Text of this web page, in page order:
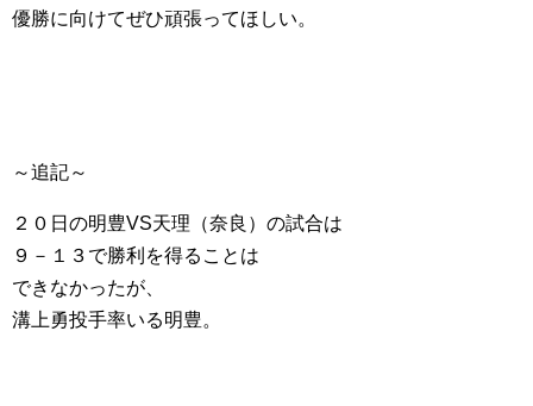
優勝に向けてぜひ頑張ってほしい。
～追記～
２０日の明豊VS天理（奈良）の試合は
９－１３で勝利を得ることは
できなかったが、
溝上勇投手率いる明豊。